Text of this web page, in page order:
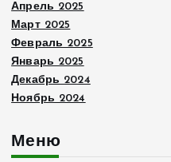
Апрель 2025
Март 2025
Февраль 2025
Январь 2025
Декабрь 2024
Ноябрь 2024
Меню